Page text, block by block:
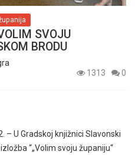
SVOJU
BRODU
1313
0
– U Gradskoj knjižnici Slavonski
“„Volim svoju županiju“